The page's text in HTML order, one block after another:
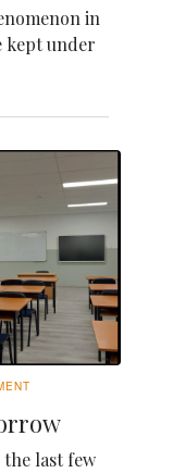
in
kept under
the last few